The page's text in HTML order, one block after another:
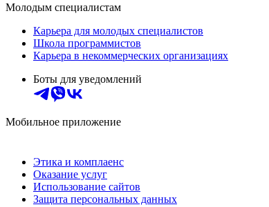
Молодым специалистам
Карьера для молодых специалистов
Школа программистов
Карьера в некоммерческих организациях
Боты для уведомлений
Мобильное приложение
Этика и комплаенс
Оказание услуг
Использование сайтов
Защита персональных данных